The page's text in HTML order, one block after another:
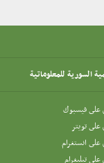
السورية للمعلوماتية
على فيسبوك
تويتر
انستغرام
تيليغرام